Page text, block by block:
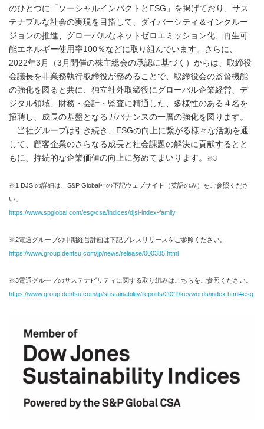
のひとつに「ソーシャルインパクトとESG」を掲げており、サス
テナブルな社会の実現を目指して、ダイバーシティ＆インクルー
ジョンの推進、グローバルなネットゼロエミッション化、再生可
能エネルギー使用率100％などに取り組んでいます。さらに、
2022年3月（3月開催の株主総会の承認に基づく）からは、取締役
会議長を非業務執行取締役が務めることで、取締役会の監督機能
の強化を図ると共に、独立社外取締役にグローバル企業経営、デ
ジタル領域、財務・会計・監査に精通した、多様性のある４名を
招聘し、成長の基盤となるガバナンスの一層の強化を図ります。
当社グループは引き続き、ESGの向上に繋がる様々な活動を通
して、顧客企業のさらなる成長と社会課題の解決に貢献するとと
もに、持続的な企業価値の向上に努めてまいります。
※3
※1 DJSIの詳細は、S&P Global社の下記ウェブサイト（英語のみ）をご参照くださ
い。
https://www.spglobal.com/esg/csa/indices/djsi-index-family
※2電通グループの中期経営計画は下記プレスリリースをご参照ください。
https://www.group.dentsu.com/jp/news/release/000385.html
※3電通グループのサステナビリティに関する取り組みはこちらをご参照ください。
https://www.group.dentsu.com/jp/sustainability/reports/2021/keywords/index.html#esg